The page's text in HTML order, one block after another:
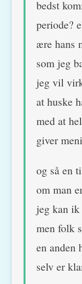
bedst
periode?
ære hans
som jeg
jeg vil
at huske
med at
giver
og så en
om man
jeg kan
men folk
en anden
selv er